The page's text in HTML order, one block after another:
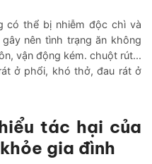
có thể bị nhiễm độc chì và
nên tình trạng ăn không
vận động kém. chuột rút...
ở phổi, khó thở, đau rát ở
tác hại của
gia đình